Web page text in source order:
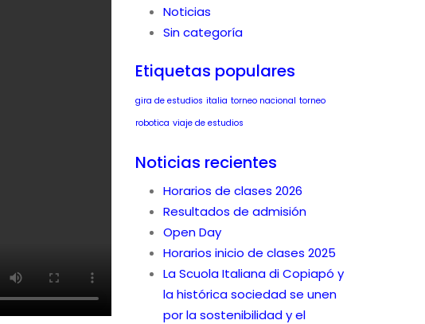
Noticias
Sin categoría
Etiquetas populares
gira de estudios italia torneo nacional torneo
robotica viaje de estudios
Noticias recientes
Horarios de clases 2026
Resultados de admisión
Open Day
Horarios inicio de clases 2025
La Scuola Italiana di Copiapó y
la histórica sociedad se unen
por la sostenibilidad y el